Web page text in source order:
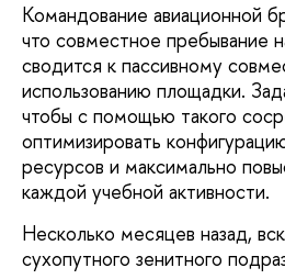
Командование авиационной
что совместное пребывание
сводится к пассивному
использованию площадки.
чтобы с помощью такого
оптимизировать
ресурсов и максимально
каждой учебной активности.
Несколько месяцев назад,
сухопутного зенитного